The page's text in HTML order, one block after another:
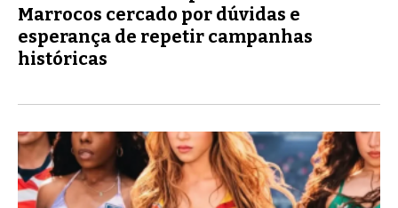
Marrocos cercado por dúvidas e
esperança de repetir campanhas
históricas